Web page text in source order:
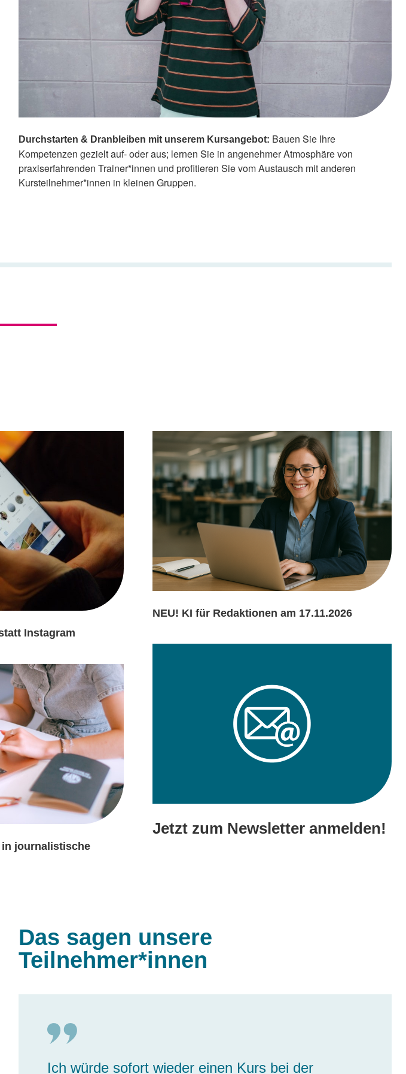
Durchstarten & Dranbleiben mit unserem Kursangebot: Bauen Sie Ihre
Kompetenzen gezielt auf- oder aus; lernen Sie in angenehmer Atmosphäre von
praxiserfahrenden Trainer*innen und profitieren Sie vom Austausch mit anderen
Kursteilnehmer*innen in kleinen Gruppen.
Instagram
in journalistische
NEU! KI für Redaktionen am 17.11.2026
Jetzt zum Newsletter anmelden!
Das sagen unsere
Teilnehmer*innen
Ich würde sofort wieder einen Kurs bei der
Ich kenne die Evangelische Medienakademie
Ich bilde mich regelmäßig fort und stoße dabei
Wenn man mehrere Tage in eine Fortbildung
Exzellente Referent*innen, interessante, aktuelle